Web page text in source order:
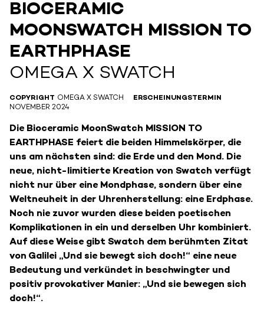
BIOCERAMIC
MOONSWATCH MISSION TO
EARTHPHASE
OMEGA X SWATCH
COPYRIGHT OMEGA X SWATCH
ERSCHEINUNGSTERMIN
NOVEMBER 2024
Die Bioceramic MoonSwatch MISSION TO
EARTHPHASE feiert die beiden Himmelskörper, die
uns am nächsten sind: die Erde und den Mond. Die
neue, nicht-limitierte Kreation von Swatch verfügt
nicht nur über eine Mondphase, sondern über eine
Weltneuheit in der Uhrenherstellung: eine Erdphase.
Noch nie zuvor wurden diese beiden poetischen
Komplikationen in ein und derselben Uhr kombiniert.
Auf diese Weise gibt Swatch dem berühmten Zitat
von Galilei „Und sie bewegt sich doch!“ eine neue
Bedeutung und verkündet in beschwingter und
positiv provokativer Manier: „Und sie bewegen sich
doch!“.